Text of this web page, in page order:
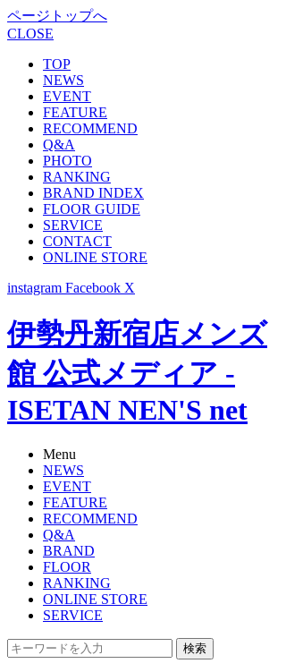
ページトップへ
CLOSE
TOP
NEWS
EVENT
FEATURE
RECOMMEND
Q&A
PHOTO
RANKING
BRAND INDEX
FLOOR GUIDE
SERVICE
CONTACT
ONLINE STORE
instagram Facebook X
伊勢丹新宿店メンズ
館 公式メディア -
ISETAN NEN'S net
Menu
NEWS
EVENT
FEATURE
RECOMMEND
Q&A
BRAND
FLOOR
RANKING
ONLINE STORE
SERVICE
検索